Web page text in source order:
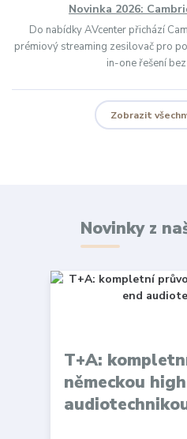
Novinka 2026:
Do nabídky AVcenter přichází
prémiový streaming zesilovač pro
in-one řešení
Zobrazit
Novinky z
T+A:
německou